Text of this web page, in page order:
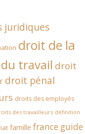
juridiques
droit de la
travail droit
droit pénal
droits des employés
des travailleurs définition
famille france guide